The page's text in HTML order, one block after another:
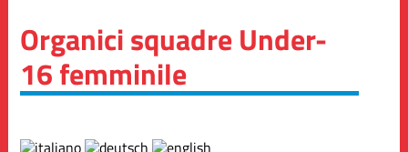
Organici squadre Under-
16 femminile